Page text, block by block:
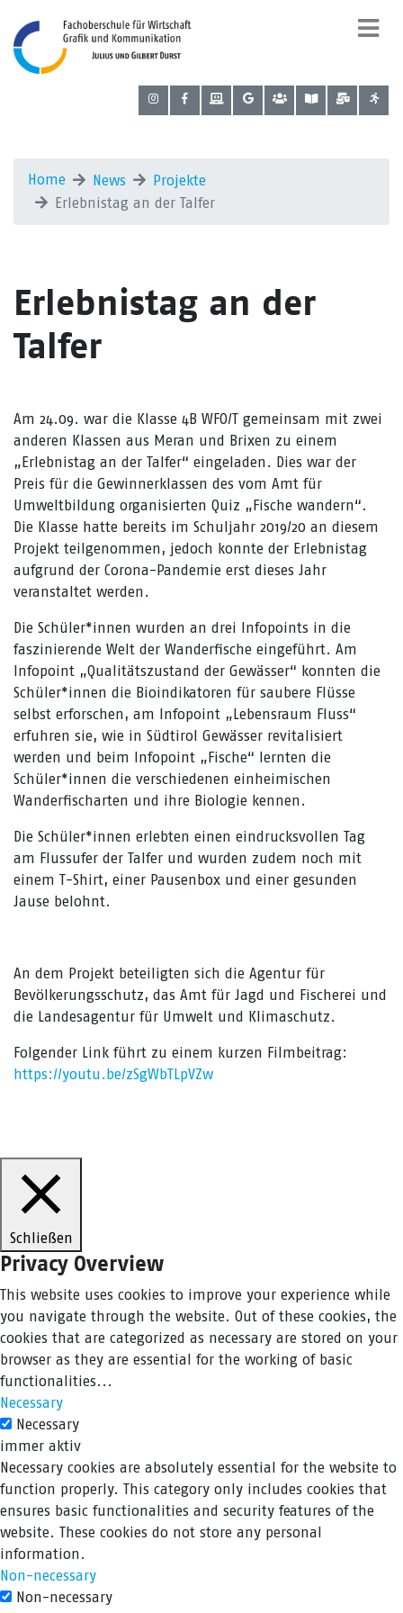
Home News
Projekte
Erlebnistag an der Talfer
Erlebnistag an der
Talfer
Am 24.09. war die Klasse 4B WFO/T gemeinsam mit zwei
anderen Klassen aus Meran und Brixen zu einem
„Erlebnistag an der Talfer“ eingeladen. Dies war der
Preis für die Gewinnerklassen des vom Amt für
Umweltbildung organisierten Quiz „Fische wandern“.
Die Klasse hatte bereits im Schuljahr 2019/20 an diesem
Projekt teilgenommen, jedoch konnte der Erlebnistag
aufgrund der Corona-Pandemie erst dieses Jahr
veranstaltet werden.
Die Schüler*innen wurden an drei Infopoints in die
faszinierende Welt der Wanderfische eingeführt. Am
Infopoint „Qualitätszustand der Gewässer“ konnten die
Schüler*innen die Bioindikatoren für saubere Flüsse
selbst erforschen, am Infopoint „Lebensraum Fluss“
erfuhren sie, wie in Südtirol Gewässer revitalisiert
werden und beim Infopoint „Fische“ lernten die
Schüler*innen die verschiedenen einheimischen
Wanderfischarten und ihre Biologie kennen.
Die Schüler*innen erlebten einen eindrucksvollen Tag
am Flussufer der Talfer und wurden zudem noch mit
einem T-Shirt, einer Pausenbox und einer gesunden
Jause belohnt.
An dem Projekt beteiligten sich die Agentur für
Bevölkerungsschutz, das Amt für Jagd und Fischerei und
die Landesagentur für Umwelt und Klimaschutz.
Folgender Link führt zu einem kurzen Filmbeitrag:
https://youtu.be/zSgWbTLpVZw
Schließen
Privacy Overview
This website uses cookies to improve your experience while
you navigate through the website. Out of these cookies, the
cookies that are categorized as necessary are stored on your
browser as they are essential for the working of basic
functionalities...
Necessary
Necessary
immer aktiv
Necessary cookies are absolutely essential for the website to
function properly. This category only includes cookies that
ensures basic functionalities and security features of the
website. These cookies do not store any personal
information.
Non-necessary
Non-necessary